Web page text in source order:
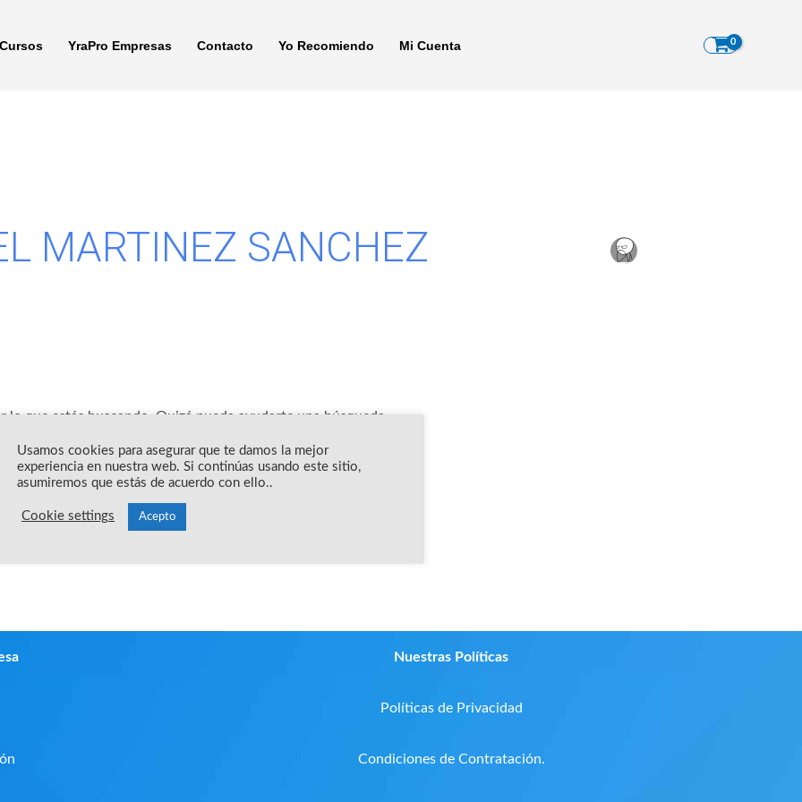
Cursos YraPro Empresas Contacto Yo Recomiendo Mi Cuenta
MARTINEZ SANCHEZ
que estás buscando. Quizá pueda ayudarte una búsqueda.
Nuestras Políticas
Políticas de Privacidad
Condiciones de Contratación.
Usamos cookies para asegurar que te damos la mejor
experiencia en nuestra web. Si continúas usando este sitio,
asumiremos que estás de acuerdo con ello..
Cookie settings Acepto